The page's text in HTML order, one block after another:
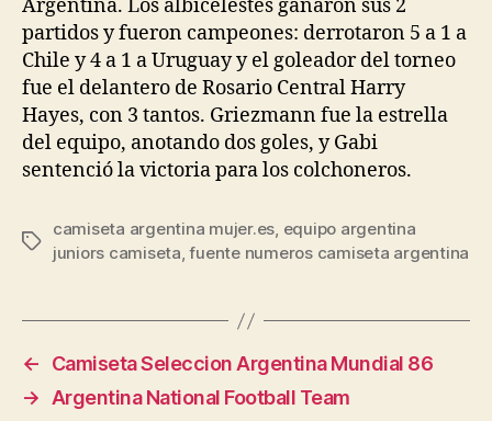
Argentina. Los albicelestes ganaron sus 2
partidos y fueron campeones: derrotaron 5 a 1 a
Chile y 4 a 1 a Uruguay y el goleador del torneo
fue el delantero de Rosario Central Harry
Hayes, con 3 tantos. Griezmann fue la estrella
del equipo, anotando dos goles, y Gabi
sentenció la victoria para los colchoneros.
Etiquetas
camiseta argentina mujer.es, equipo argentina
juniors camiseta,fuente numeros camiseta argentina
←
Camiseta Seleccion Argentina Mundial 86
→
Argentina National Football Team